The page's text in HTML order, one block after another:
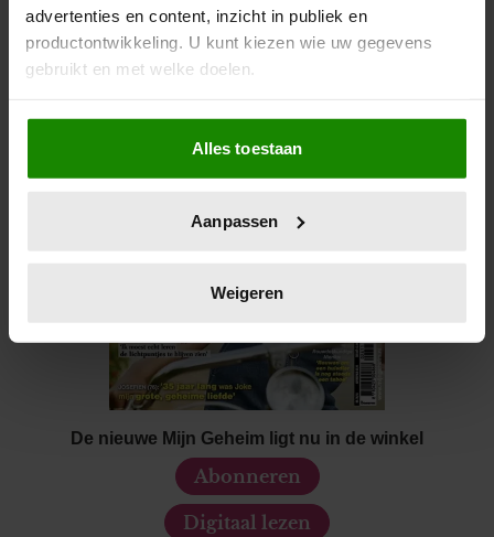
advertenties en content, inzicht in publiek en
productontwikkeling. U kunt kiezen wie uw gegevens
gebruikt en met welke doelen.
Als u het toestaat, willen we ook graag:
Informatie verzamelen over uw geografische locatie,
die tot een paar meter nauwkeurig kan zijn
op specifieke eigenschappen (fingerprinting)
verwerkt en stel uw voorkeuren in het
intrekken in de Cookieverklaring.
We gebruiken cookies om content en advertenties te
en om ons websiteverkeer te analyseren. Ook delen we
informatie over uw gebruik van onze site met onze
partners voor social media, adverteren en analyse. Deze
partners kunnen deze gegevens combineren met andere
Alles toestaan
Aanpassen
Weigeren
De nieuwe Mijn Geheim ligt nu in de winkel
Abonneren
Digitaal lezen